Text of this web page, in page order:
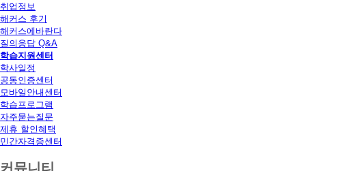
취업정보
해커스 후기
해커스에바란다
질의응답 Q&A
학습지원센터
학사일정
공동인증센터
모바일안내센터
학습프로그램
자주묻는질문
제휴 할인혜택
민간자격증센터
커뮤니티